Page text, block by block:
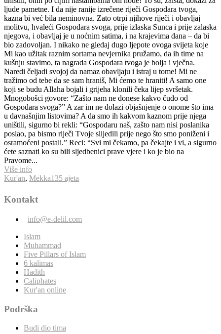
Više info
Kur'an, Mekka135 ajeta
Kontakt
info@e-delil.com
Islam
Muhammad
Five Pillars of Islam
6 kalimas
Hadith
Caliphates
Kur'an online
Podrška
Budi dio tima